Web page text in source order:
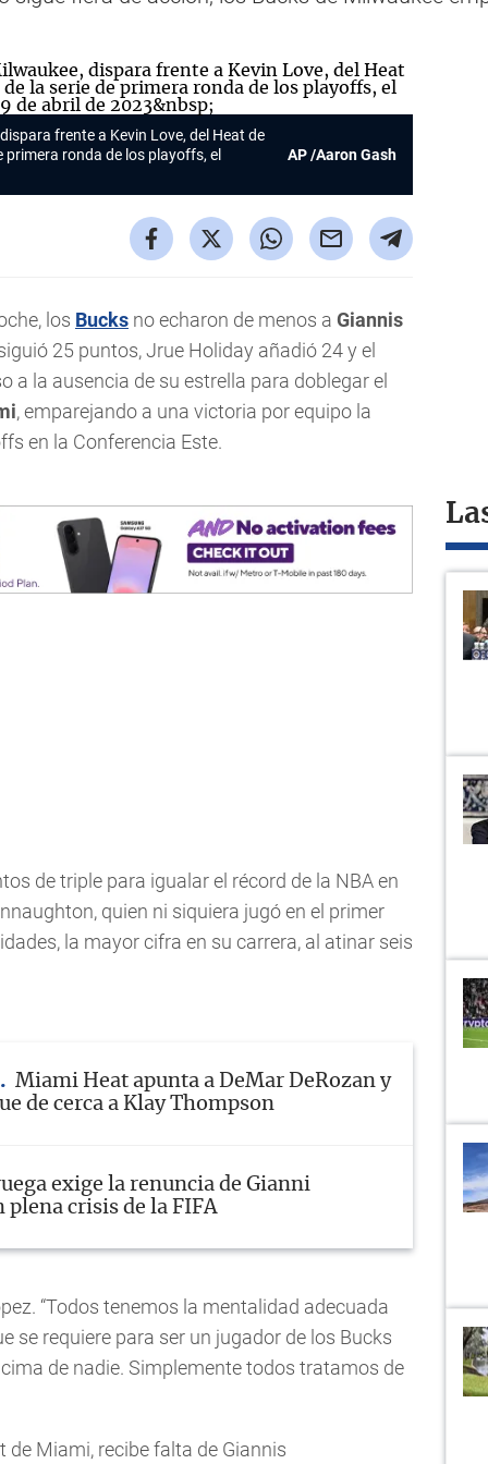
frente a Kevin Love, del Heat de
primera ronda de los playoffs, el
AP /Aaron Gash
los Bucks no echaron de menos a Giannis
25 puntos, Jrue Holiday añadió 24 y el
a la ausencia de su estrella para doblegar el
, emparejando a una victoria por equipo la
en la Conferencia Este.
de triple para igualar el récord de la NBA en
quien ni siquiera jugó en el primer
la mayor cifra en su carrera, al atinar seis
Miami Heat apunta a DeMar DeRozan y
de cerca a Klay Thompson
exige la renuncia de Gianni
crisis de la FIFA
“Todos tenemos la mentalidad adecuada
se requiere para ser un jugador de los Bucks
de nadie. Simplemente todos tratamos de